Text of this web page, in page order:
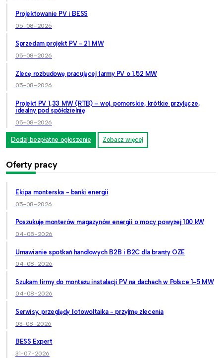
Projektowanie PV i BESS
05-08-2026
Sprzedam projekt PV - 21 MW
05-08-2026
Zlecę rozbudowę pracującej farmy PV o 1,52 MW
05-08-2026
Projekt PV 1,33 MW (RTB) – woj. pomorskie, krótkie przyłącze,
idealny pod spółdzielnię
05-08-2026
Dodaj bezpłatne ogłoszenie Zobacz więcej
Oferty pracy
Ekipa monterska - banki energii
05-08-2026
Poszukuję monterów magazynów energii o mocy powyżej 100 kW
04-08-2026
Umawianie spotkań handlowych B2B i B2C dla branży OZE
04-08-2026
Szukam firmy do montażu instalacji PV na dachach w Polsce 1-5 MW
04-08-2026
Serwisy, przeglądy fotowoltaika - przyjmę zlecenia
03-08-2026
BESS Expert
31-07-2026